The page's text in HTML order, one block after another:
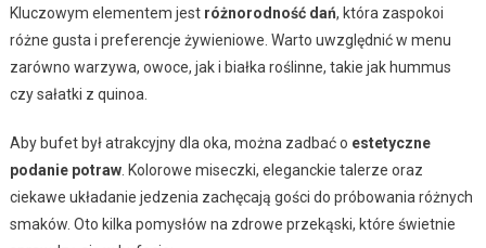
Kluczowym elementem jest różnorodność dań, która zaspokoi
różne gusta i preferencje żywieniowe. Warto uwzględnić w menu
zarówno warzywa, owoce, jak i białka roślinne, takie jak hummus
czy sałatki z quinoa.
Aby bufet był atrakcyjny dla oka, można zadbać o estetyczne
podanie potraw. Kolorowe miseczki, eleganckie talerze oraz
ciekawe układanie jedzenia zachęcają gości do próbowania różnych
smaków. Oto kilka pomysłów na zdrowe przekąski, które świetnie